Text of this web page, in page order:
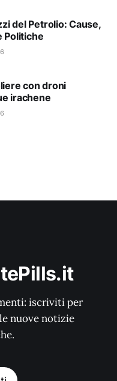
del Petrolio: Cause,
Politiche
con droni
irachene
iscriviti per
nuove notizie